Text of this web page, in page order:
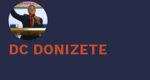
DC DONIZETE